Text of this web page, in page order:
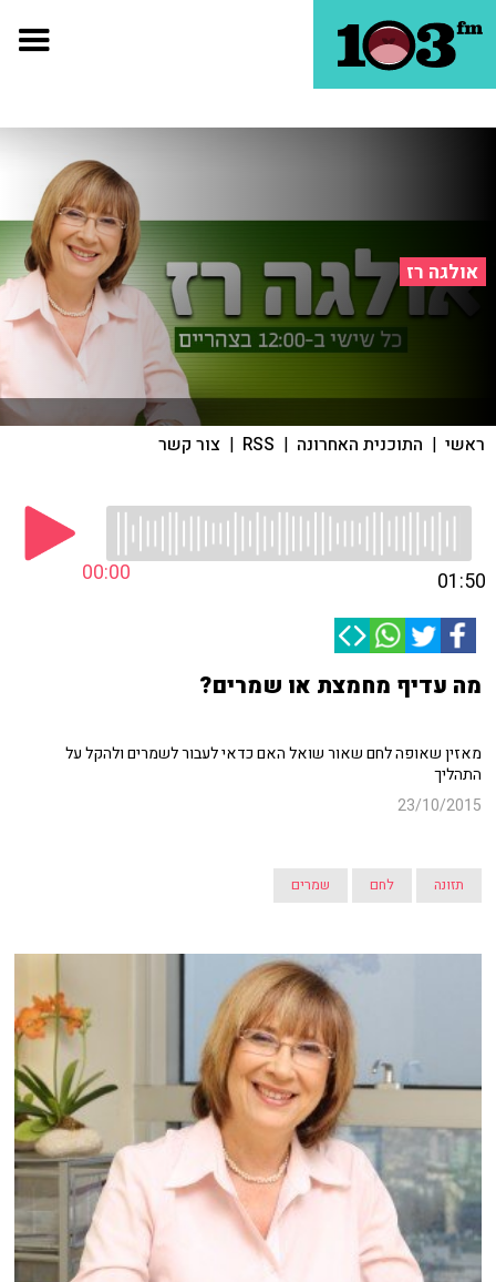
אולגה רז
ראשי | התוכנית האחרונה |
RSS
| צור קשר
00:00 01:50
מה עדיף מחמצת או שמרים?
מאזין שאופה לחם שאור שואל האם כדאי לעבור לשמרים ולהקל על
התהליך
23/10/2015
תזונה לחם שמרים